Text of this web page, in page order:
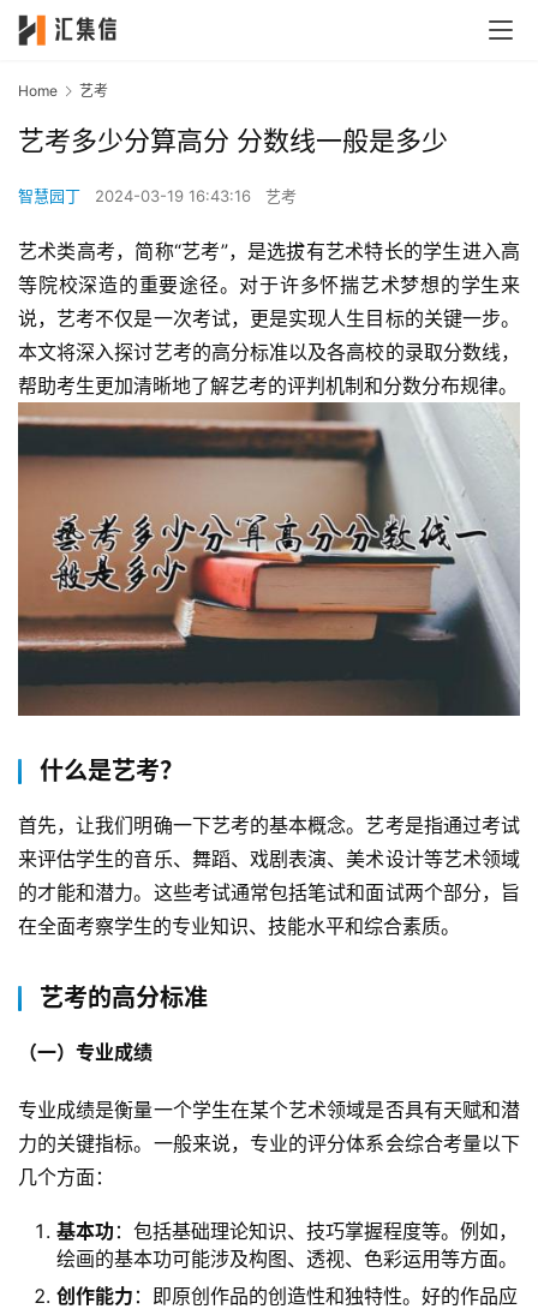
Home 艺考
艺考多少分算高分 分数线一般是多少
智慧园丁 2024-03-19 16:43:16 艺考
艺术类高考，简称“艺考”，是选拔有艺术特长的学生进入高
等院校深造的重要途径。对于许多怀揣艺术梦想的学生来
说，艺考不仅是一次考试，更是实现人生目标的关键一步。
本文将深入探讨艺考的高分标准以及各高校的录取分数线，
帮助考生更加清晰地了解艺考的评判机制和分数分布规律。
什么是艺考？
首先，让我们明确一下艺考的基本概念。艺考是指通过考试
来评估学生的音乐、舞蹈、戏剧表演、美术设计等艺术领域
的才能和潜力。这些考试通常包括笔试和面试两个部分，旨
在全面考察学生的专业知识、技能水平和综合素质。
艺考的高分标准
（一）专业成绩
专业成绩是衡量一个学生在某个艺术领域是否具有天赋和潜
力的关键指标。一般来说，专业的评分体系会综合考量以下
几个方面：
基本功 ：包括基础理论知识、技巧掌握程度等。例如，
绘画的基本功可能涉及构图、透视、色彩运用等方面。
创作能力 ：即原创作品的创造性和独特性。好的作品应